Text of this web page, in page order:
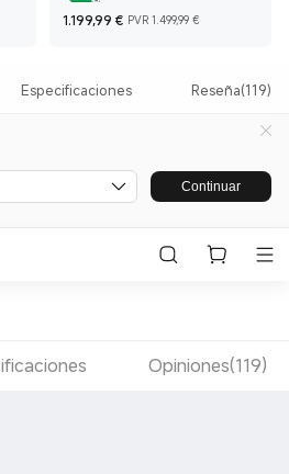
de mercado 199,99 €
1.199,99 € Current Price
PVR 1.499,99 €
Especificaciones Reseña(119)